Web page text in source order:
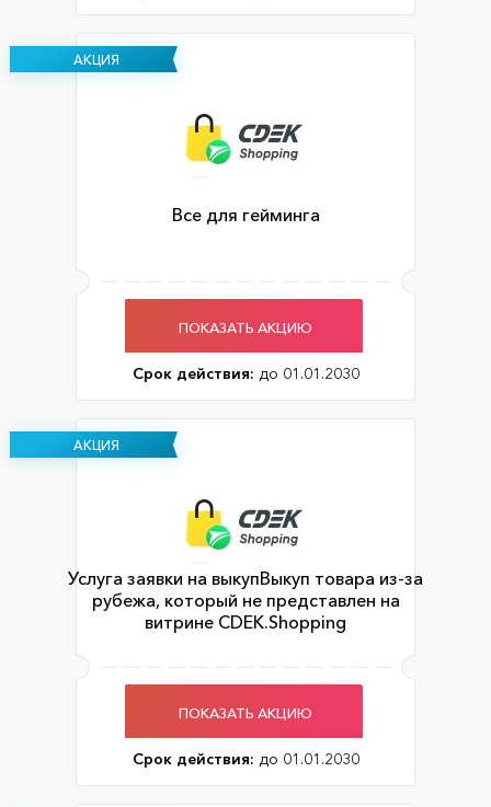
АКЦИЯ
Все для гейминга
ПОКАЗАТЬ АКЦИЮ
Срок действия: до 01.01.2030
АКЦИЯ
Услуга заявки на выкупВыкуп товара из-за
рубежа, который не представлен на
витрине CDEK.Shopping
ПОКАЗАТЬ АКЦИЮ
Срок действия: до 01.01.2030